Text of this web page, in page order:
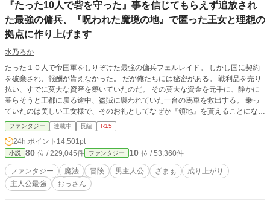
お願いします。 ※念の為R15にしています。 ※誤字脱字が存在する可能性か高
いです。 苦笑いで許して下さい。
『たった10人で砦を守った』事を信じてもらえず追放され
た最強の傭兵、『呪われた魔境の地』で匿った王女と理想の
拠点に作り上げます
水乃ろか
たった１０人で帝国軍をしりぞけた最強の傭兵フェルレイド。 しかし国に契約
を破棄され、報酬が貰えなかった。 だが俺たちには秘密がある。 戦利品を売り
払い、すでに莫大な資産を築いていたのだ。 その莫大な資金を元手に、静かに
暮らそうと王都に戻る途中、盗賊に襲われていた一台の馬車を救出する。 乗っ
ていたのは美しい王女様で、そのお礼としてなぜか『領地』を貰えることになっ
てしまった。 だが、そこは誰も住んでいない『呪われた地』と云われる辺境の
魔境。 ……いいじゃん！ 誰もいないなんて好都合！ 悠々自適に暮らそうと意
気込む俺だったが、行きの馬車に隠れていたのは、なんと先ほど助けた王女
様！？ どうやら王城で酷い扱いを受けていた彼女は、城を捨てて俺についてき
たらしい。 王女様は命を狙われており、戻れば殺されるらしい。 ならば一緒に
連れて行くしかあるまい。 資金もあるし、誰も居ない領地も貰えて好き勝手で
ファンタジー 連載中 長編 R15
24h.ポイント 14,501pt
小説 80 位 / 229,045件 ファンタジー 10 位 / 53,360件
ファンタジー 魔法 冒険 男主人公 ざまぁ
成り上がり
主人公最強
おっさん